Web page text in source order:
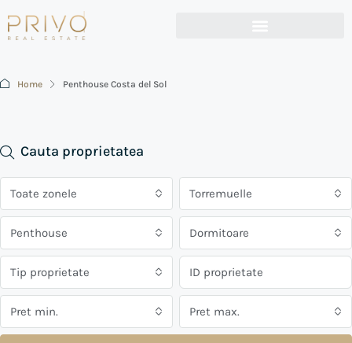
Home Penthouse Costa del Sol
Cauta proprietatea
Toate zonele Torremuelle
Penthouse Dormitoare
Tip proprietate
Pret min. Pret max.